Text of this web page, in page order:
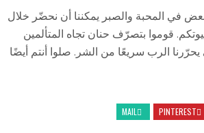
في المحبة والصبر يمكننا أن نحضّر خلال
قوموا بتصرّف حنان تجاه المتألمين
الرب سريعًا من الشر. صلوا أنتم أيضًا
PINTEREST
MAIL